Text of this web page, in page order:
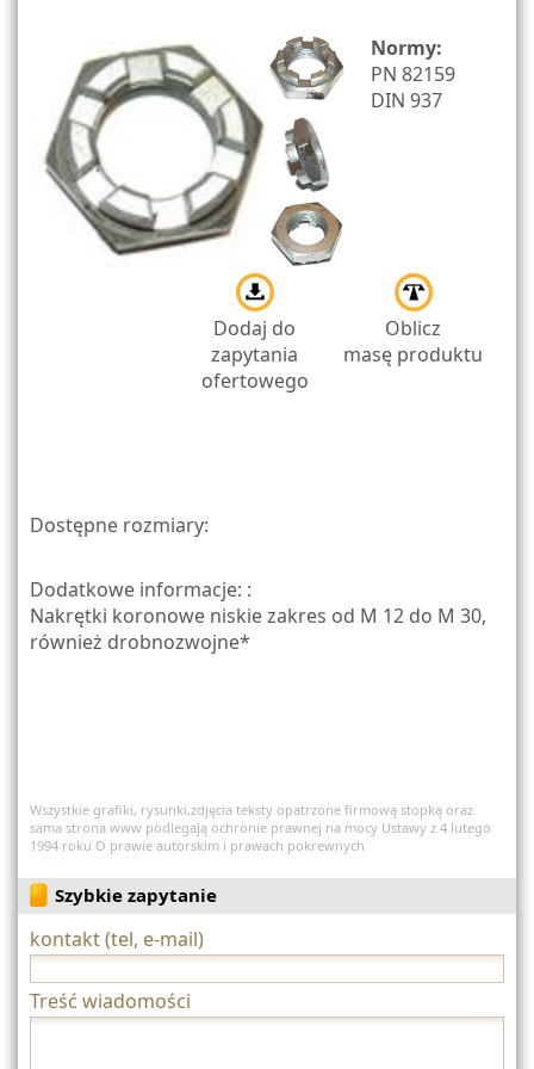
Normy:
PN 82159
DIN 937
Dodaj do
zapytania
ofertowego
Oblicz
masę produktu
Dostępne rozmiary:
Dodatkowe informacje: :
Nakrętki koronowe niskie zakres od M 12 do M 30,
również drobnozwojne*
Wszystkie grafiki, rysunki,zdjęcia teksty opatrzone firmową stopką oraz
sama strona www podlegają ochronie prawnej na mocy Ustawy z 4 lutego
1994 roku O prawie autorskim i prawach pokrewnych
Szybkie zapytanie
kontakt (tel, e-mail)
Treść wiadomości